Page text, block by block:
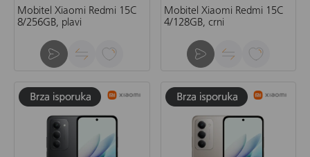
Mobitel Xiaomi Redmi 15C
8/256GB, plavi
Mobitel Xiaomi Redmi 15C
4/128GB, crni